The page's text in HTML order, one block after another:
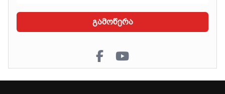
გამოწერა